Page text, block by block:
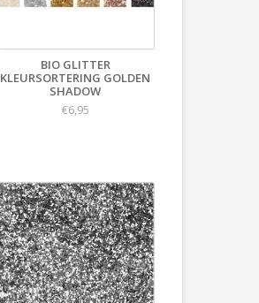
BIO GLITTER
KLEURSORTERING GOLDEN
SHADOW
€6,95